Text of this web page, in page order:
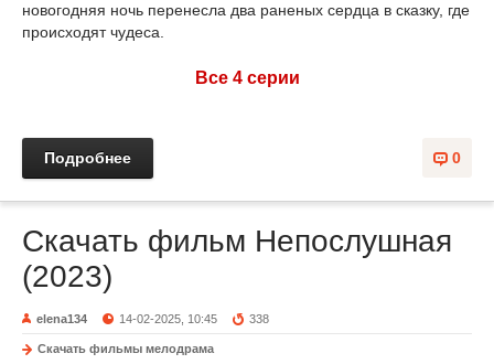
новогодняя ночь перенесла два раненых сердца в сказку, где
происходят чудеса.
Все 4 серии
0
Подробнее
Скачать фильм Непослушная
(2023)
elena134 14-02-2025, 10:45 338
Скачать фильмы мелодрама